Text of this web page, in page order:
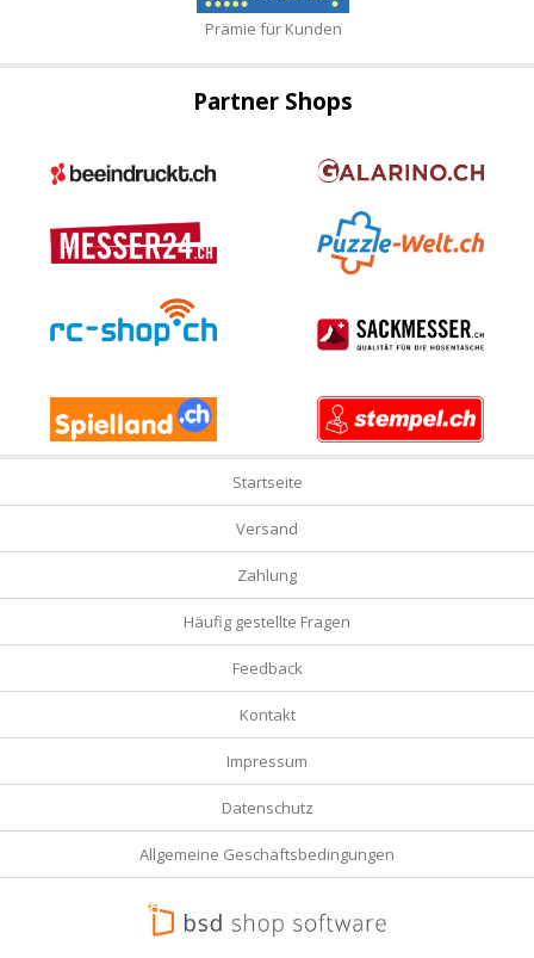
Prämie für Kunden
Partner Shops
Startseite
Versand
Zahlung
Häufig gestellte Fragen
Feedback
Kontakt
Impressum
Datenschutz
Allgemeine Geschäftsbedingungen